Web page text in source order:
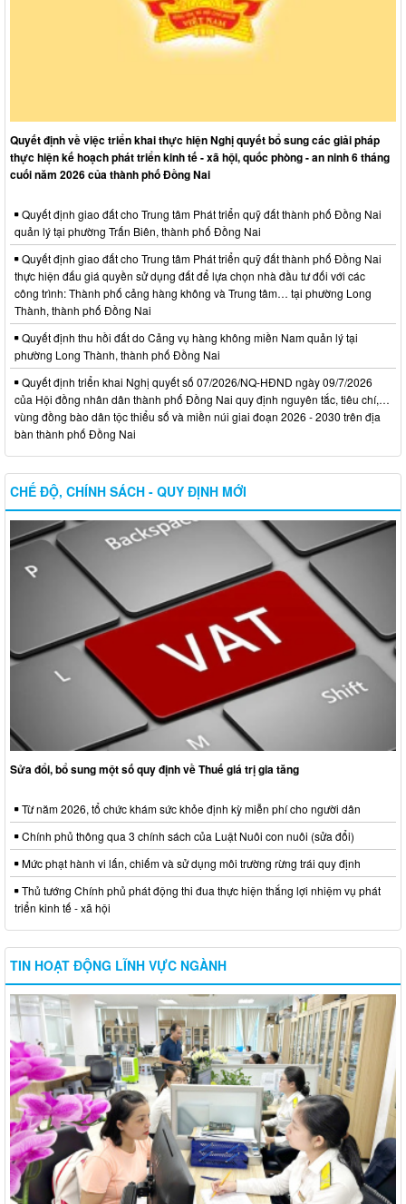
Quyết định về việc triển khai thực hiện Nghị quyết bổ sung các giải pháp
thực hiện kế hoạch phát triển kinh tế - xã hội, quốc phòng - an ninh 6 tháng
cuối năm 2026 của thành phố Đồng Nai
Quyết định giao đất cho Trung tâm Phát triển quỹ đất thành phố Đồng Nai
quản lý tại phường Trấn Biên, thành phố Đồng Nai
Quyết định giao đất cho Trung tâm Phát triển quỹ đất thành phố Đồng Nai
thực hiện đấu giá quyền sử dụng đất để lựa chọn nhà đầu tư đối với các
công trình: Thành phố cảng hàng không và Trung tâm… tại phường Long
Thành, thành phố Đồng Nai
Quyết định thu hồi đất do Cảng vụ hàng không miền Nam quản lý tại
phường Long Thành, thành phố Đồng Nai
Quyết định triển khai Nghị quyết số 07/2026/NQ-HĐND ngày 09/7/2026
của Hội đồng nhân dân thành phố Đồng Nai quy định nguyên tắc, tiêu chí,…
vùng đồng bào dân tộc thiểu số và miền núi giai đoạn 2026 - 2030 trên địa
bàn thành phố Đồng Nai
CHẾ ĐỘ, CHÍNH SÁCH - QUY ĐỊNH MỚI
Sửa đổi, bổ sung một số quy định về Thuế giá trị gia tăng
Từ năm 2026, tổ chức khám sức khỏe định kỳ miễn phí cho người dân
Chính phủ thông qua 3 chính sách của Luật Nuôi con nuôi (sửa đổi)
Mức phạt hành vi lấn, chiếm và sử dụng môi trường rừng trái quy định
Thủ tướng Chính phủ phát động thi đua thực hiện thắng lợi nhiệm vụ phát
triển kinh tế - xã hội
TIN HOẠT ĐỘNG LĨNH VỰC NGÀNH